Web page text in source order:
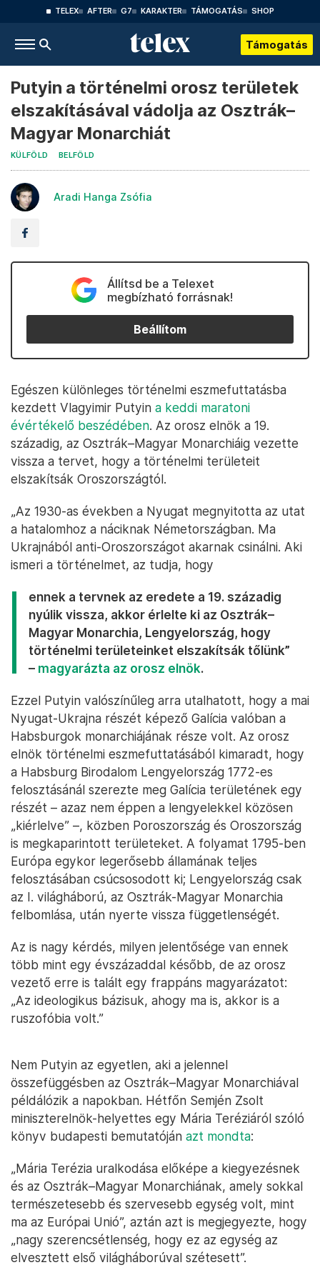
TELEX AFTER G7 KARAKTER TÁMOGATÁS SHOP
Támogatás
Putyin a történelmi orosz területek
elszakításával vádolja az Osztrák–
Magyar Monarchiát
KÜLFÖLD BELFÖLD
Aradi Hanga Zsófia
Állítsd be a Telexet
megbízható forrásnak!
Beállítom
Egészen különleges történelmi eszmefuttatásba
kezdett Vlagyimir Putyin a keddi maratoni
évértékelő beszédében. Az orosz elnök a 19.
századig, az Osztrák–Magyar Monarchiáig vezette
vissza a tervet, hogy a történelmi területeit
elszakítsák Oroszországtól.
„Az 1930-as években a Nyugat megnyitotta az utat
a hatalomhoz a náciknak Németországban. Ma
Ukrajnából anti-Oroszországot akarnak csinálni. Aki
ismeri a történelmet, az tudja, hogy
ennek a tervnek az eredete a 19. századig
nyúlik vissza, akkor érlelte ki az Osztrák–
Magyar Monarchia, Lengyelország, hogy
történelmi területeinket elszakítsák tőlünk”
– magyarázta az orosz elnök.
Ezzel Putyin valószínűleg arra utalhatott, hogy a mai
Nyugat-Ukrajna részét képező Galícia valóban a
Habsburgok monarchiájának része volt. Az orosz
elnök történelmi eszmefuttatásából kimaradt, hogy
a Habsburg Birodalom Lengyelország 1772-es
felosztásánál szerezte meg Galícia területének egy
részét – azaz nem éppen a lengyelekkel közösen
„kiérlelve” –, közben Poroszország és Oroszország
is megkaparintott területeket. A folyamat 1795-ben
Európa egykor legerősebb államának teljes
felosztásában csúcsosodott ki; Lengyelország csak
az I. világháború, az Osztrák-Magyar Monarchia
felbomlása, után nyerte vissza függetlenségét.
Az is nagy kérdés, milyen jelentősége van ennek
több mint egy évszázaddal később, de az orosz
vezető erre is talált egy frappáns magyarázatot:
„Az ideologikus bázisuk, ahogy ma is, akkor is a
ruszofóbia volt.”
Nem Putyin az egyetlen, aki a jelennel
összefüggésben az Osztrák–Magyar Monarchiával
példálózik a napokban. Hétfőn Semjén Zsolt
miniszterelnök-helyettes egy Mária Teréziáról szóló
könyv budapesti bemutatóján azt mondta:
„Mária Terézia uralkodása előképe a kiegyezésnek
és az Osztrák–Magyar Monarchiának, amely sokkal
természetesebb és szervesebb egység volt, mint
ma az Európai Unió”, aztán azt is megjegyezte, hogy
„nagy szerencsétlenség, hogy ez az egység az
elvesztett első világháborúval szétesett”.